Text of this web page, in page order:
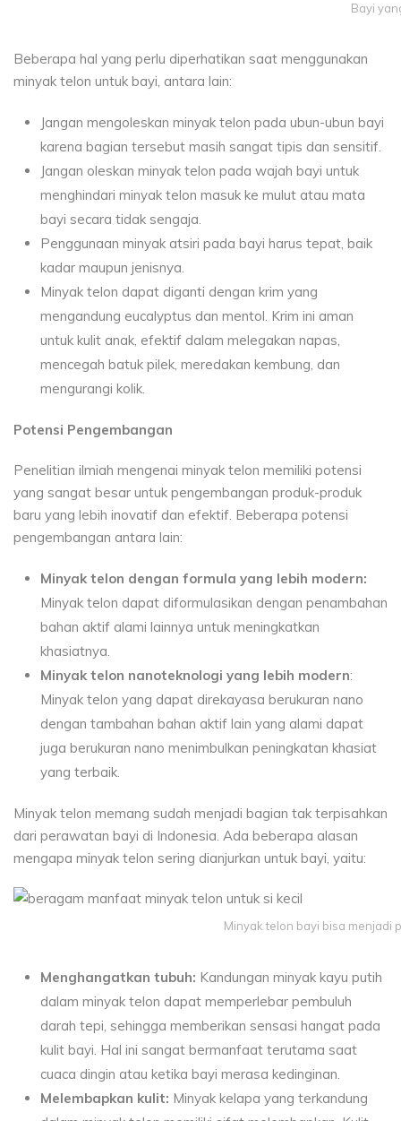
Bayi
Beberapa hal yang perlu diperhatikan saat menggunakan
minyak telon untuk bayi, antara lain:
Jangan mengoleskan minyak telon pada ubun-ubun bayi
karena bagian tersebut masih sangat tipis dan sensitif.
Jangan oleskan minyak telon pada wajah bayi untuk
menghindari minyak telon masuk ke mulut atau mata
bayi secara tidak sengaja.
Penggunaan minyak atsiri pada bayi harus tepat, baik
kadar maupun jenisnya.
Minyak telon dapat diganti dengan krim yang
mengandung eucalyptus dan mentol. Krim ini aman
untuk kulit anak, efektif dalam melegakan napas,
mencegah batuk pilek, meredakan kembung, dan
mengurangi kolik.
Potensi Pengembangan
Penelitian ilmiah mengenai minyak telon memiliki potensi
yang sangat besar untuk pengembangan produk-produk
baru yang lebih inovatif dan efektif. Beberapa potensi
pengembangan antara lain:
Minyak telon dengan formula yang lebih modern:
Minyak telon dapat diformulasikan dengan penambahan
bahan aktif alami lainnya untuk meningkatkan
khasiatnya.
Minyak telon nanoteknologi yang lebih modern:
Minyak telon yang dapat direkayasa berukuran nano
dengan tambahan bahan aktif lain yang alami dapat
juga berukuran nano menimbulkan peningkatan khasiat
yang terbaik.
Minyak telon memang sudah menjadi bagian tak terpisahkan
dari perawatan bayi di Indonesia. Ada beberapa alasan
mengapa minyak telon sering dianjurkan untuk bayi, yaitu:
Minyak telon bayi bisa menjadi
Menghangatkan tubuh: Kandungan minyak kayu putih
dalam minyak telon dapat memperlebar pembuluh
darah tepi, sehingga memberikan sensasi hangat pada
kulit bayi. Hal ini sangat bermanfaat terutama saat
cuaca dingin atau ketika bayi merasa kedinginan.
Melembapkan kulit: Minyak kelapa yang terkandung